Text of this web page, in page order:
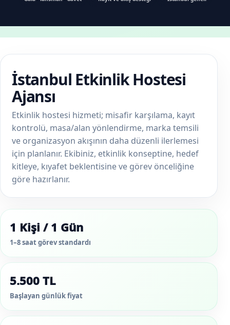
İstanbul Etkinlik Hostesi
Ajansı
Etkinlik hostesi hizmeti; misafir karşılama, kayıt
kontrolü, masa/alan yönlendirme, marka temsili
ve organizasyon akışının daha düzenli ilerlemesi
için planlanır. Ekibiniz, etkinlik konseptine, hedef
kitleye, kıyafet beklentisine ve görev önceliğine
göre hazırlanır.
1 Kişi / 1 Gün
1–8 saat görev standardı
5.500 TL
Başlayan günlük fiyat